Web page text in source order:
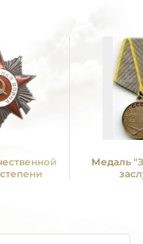
Медаль